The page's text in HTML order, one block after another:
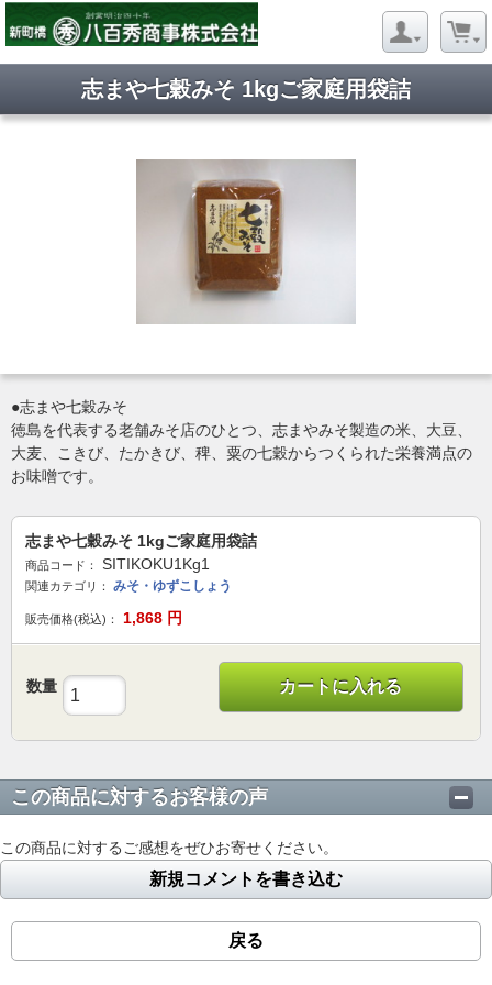
志まや七穀みそ 1kgご家庭用袋詰
●志まや七穀みそ
徳島を代表する老舗みそ店のひとつ、志まやみそ製造の米、大豆、
大麦、こきび、たかきび、稗、粟の七穀からつくられた栄養満点の
お味噌です。
志まや七穀みそ 1kgご家庭用袋詰
商品コード： SITIKOKU1Kg1
関連カテゴリ： みそ・ゆずこしょう
販売価格(税込)： 1,868 円
数量 カートに入れる
この商品に対するお客様の声
この商品に対するご感想をぜひお寄せください。
新規コメントを書き込む
戻る